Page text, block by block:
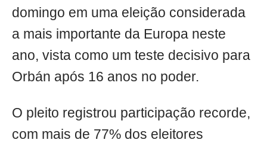
domingo em uma eleição considerada
a mais importante da Europa neste
ano, vista como um teste decisivo para
Orbán após 16 anos no poder.
O pleito registrou participação recorde,
com mais de 77% dos eleitores